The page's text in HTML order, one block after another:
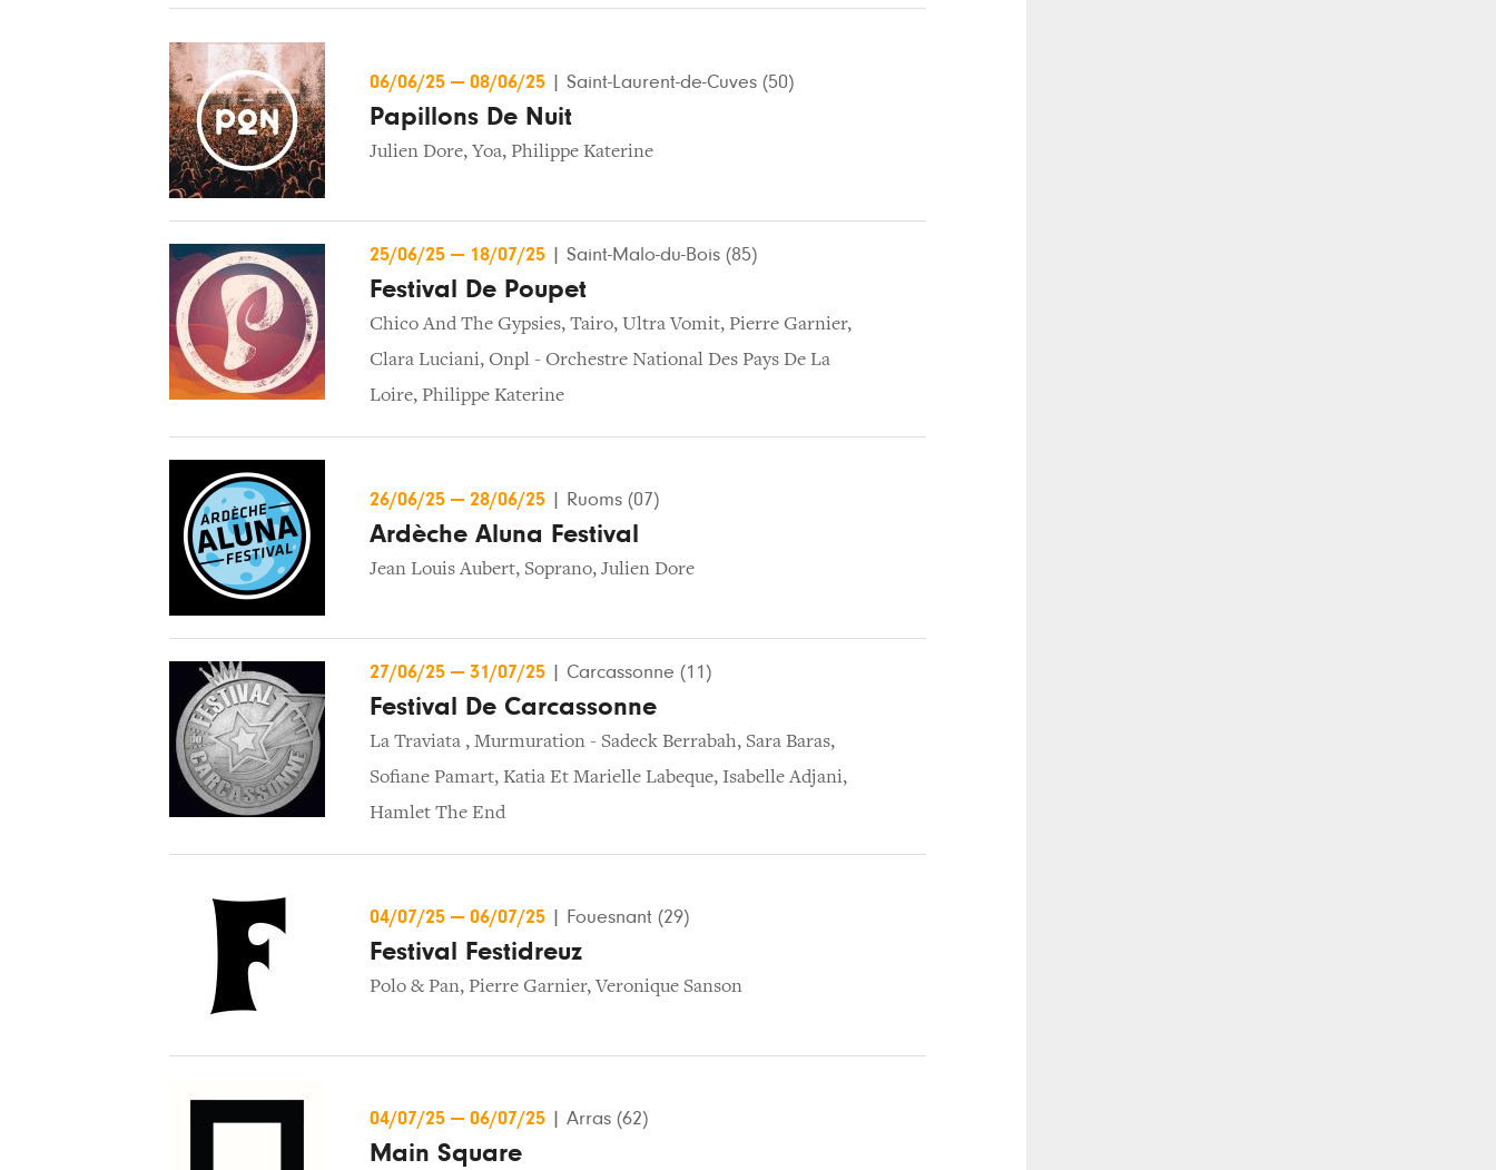
06/06/25 — 08/06/25 Saint-Laurent-de-Cuves (50)
Papillons De Nuit
Julien Dore, Yoa, Philippe Katerine
25/06/25 — 18/07/25 Saint-Malo-du-Bois (85)
Festival De Poupet
Chico And The Gypsies, Tairo, Ultra Vomit, Pierre Garnier,
Clara Luciani, Onpl - Orchestre National Des Pays De La
Loire, Philippe Katerine
26/06/25 — 28/06/25 Ruoms (07)
Ardèche Aluna Festival
Jean Louis Aubert, Soprano, Julien Dore
27/06/25 — 31/07/25 Carcassonne (11)
Festival De Carcassonne
La Traviata , Murmuration - Sadeck Berrabah, Sara Baras,
Sofiane Pamart, Katia Et Marielle Labeque, Isabelle Adjani,
Hamlet The End
04/07/25 — 06/07/25 Fouesnant (29)
Festival Festidreuz
Polo & Pan, Pierre Garnier,Veronique Sanson
04/07/25 — 06/07/25 Arras (62)
Main Square